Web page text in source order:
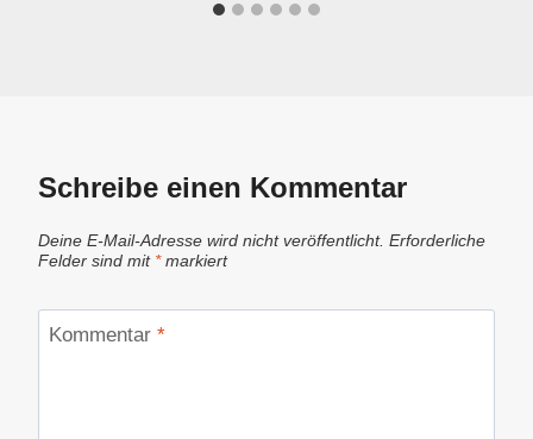
Schreibe einen Kommentar
Deine E-Mail-Adresse wird nicht veröffentlicht. Erforderliche
Felder sind mit *markiert
Kommentar *